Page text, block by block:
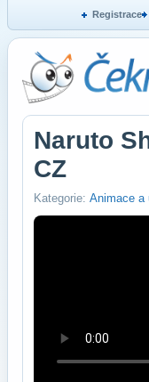
Registrace
Naruto
CZ
Kategorie: Animace a